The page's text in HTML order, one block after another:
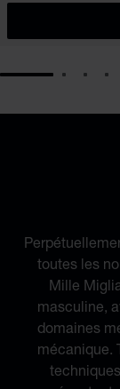
GO TO SLIDE 1
GO TO
GO
toutes les
Mille
masculine,
domaines
mécanique.